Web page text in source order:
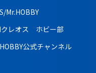
Mr.HOBBY
クレオス ホビー部
公式チャンネル